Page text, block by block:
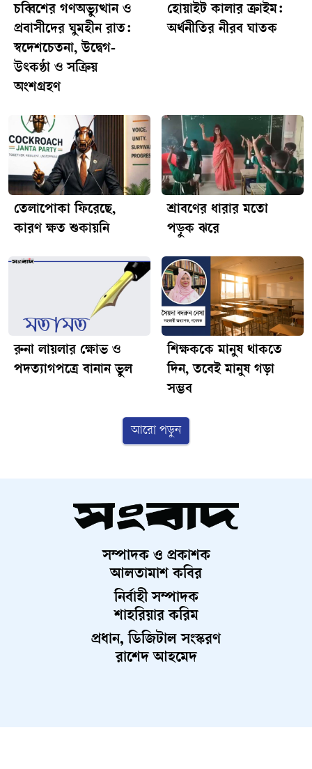
চব্বিশের গণঅভ্যুত্থান ও
প্রবাসীদের ঘুমহীন রাত:
স্বদেশচেতনা, উদ্বেগ-
উৎকণ্ঠা ও সক্রিয়
অংশগ্রহণ
হোয়াইট কালার ক্রাইম:
অর্থনীতির নীরব ঘাতক
তেলাপোকা ফিরেছে,
কারণ ক্ষত শুকায়নি
শ্রাবণের ধারার মতো
পড়ুক ঝরে
রুনা লায়লার ক্ষোভ ও
পদত্যাগপত্রে বানান ভুল
শিক্ষককে মানুষ থাকতে
দিন, তবেই মানুষ গড়া
সম্ভব
আরো পড়ুন
সম্পাদক ও প্রকাশক
আলতামাশ কবির
নির্বাহী সম্পাদক
শাহরিয়ার করিম
প্রধান, ডিজিটাল সংস্করণ
রাশেদ আহমেদ